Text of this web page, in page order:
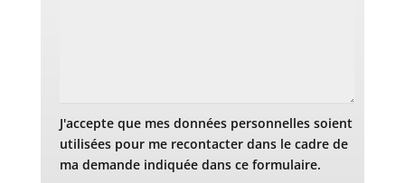
J'accepte que mes données personnelles soient
utilisées pour me recontacter dans le cadre de
ma demande indiquée dans ce formulaire.